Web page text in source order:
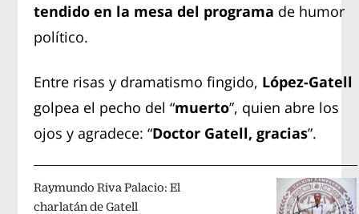
tendido en la mesa del programa de humor
político.
Entre risas y dramatismo fingido, López-Gatell
golpea el pecho del “muerto”, quien abre los
ojos y agradece: “Doctor Gatell, gracias”.
Raymundo Riva Palacio: El
charlatán de Gatell